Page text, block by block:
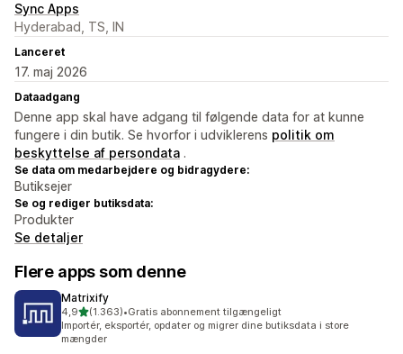
Sync Apps
Hyderabad, TS, IN
Lanceret
17. maj 2026
Dataadgang
Denne app skal have adgang til følgende data for at kunne
fungere i din butik. Se hvorfor i udviklerens politik om
beskyttelse af persondata .
Se data om medarbejdere og bidragydere:
Butiksejer
Se og rediger butiksdata:
Produkter
Se detaljer
Flere apps som denne
Matrixify
4,9ud af 5 stjerner
(1.363)
1363 anmeldelser i alt
•Gratis abonnement tilgængeligt
Importér, eksportér, opdater og migrer dine butiksdata i store
mængder